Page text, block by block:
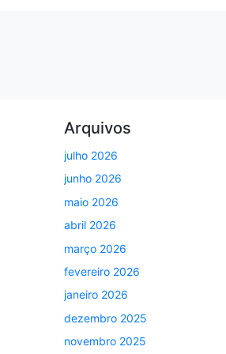
Arquivos
julho 2026
junho 2026
maio 2026
abril 2026
março 2026
fevereiro 2026
janeiro 2026
dezembro 2025
novembro 2025